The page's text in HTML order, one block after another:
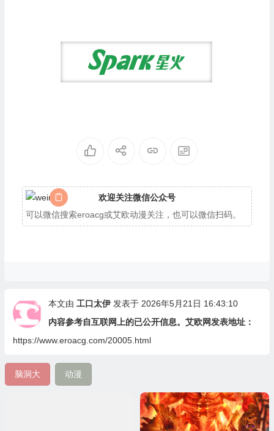
欢迎关注微信公众号
可以微信搜索eroacg或艾欧动漫关注，也可以微信扫码。
本文由 工口太伊发表于 2026年5月21日 16:43:10
内容参考自互联网上的已公开信息。艾欧网发表地址：
https://www.eroacg.com/20005.html
脑洞大 动漫